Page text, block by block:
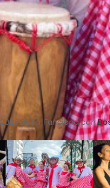
Bosa. Funciona con